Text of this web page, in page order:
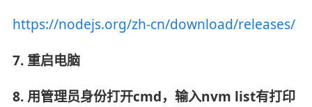
https://nodejs.org/zh-cn/download/releases/
7. 重启电脑
8. 用管理员身份打开cmd，输入nvm list有打印